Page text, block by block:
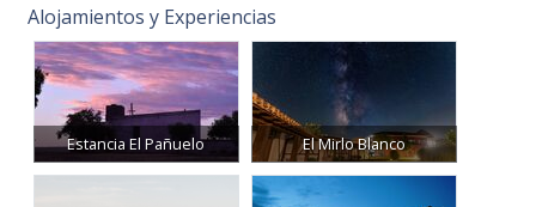
Alojamientos y Experiencias
Estancia El Pañuelo El Mirlo Blanco